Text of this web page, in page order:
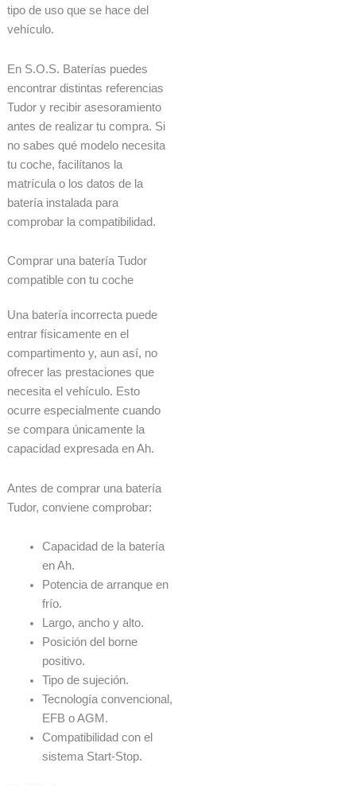
tipo de uso que se hace del
vehículo.
En S.O.S. Baterías puedes
encontrar distintas referencias
Tudor y recibir asesoramiento
antes de realizar tu compra. Si
no sabes qué modelo necesita
tu coche, facilítanos la
matrícula o los datos de la
batería instalada para
comprobar la compatibilidad.
Comprar una batería Tudor
compatible con tu coche
Una batería incorrecta puede
entrar físicamente en el
compartimento y, aun así, no
ofrecer las prestaciones que
necesita el vehículo. Esto
ocurre especialmente cuando
se compara únicamente la
capacidad expresada en Ah.
Antes de comprar una batería
Tudor, conviene comprobar:
Capacidad de la batería
en Ah.
Potencia de arranque en
frío.
Largo, ancho y alto.
Posición del borne
positivo.
Tipo de sujeción.
Tecnología convencional,
EFB o AGM.
Compatibilidad con el
sistema Start-Stop.